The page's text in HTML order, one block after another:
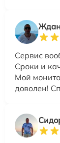
Сервис
Сроки и
Мой
доволен!